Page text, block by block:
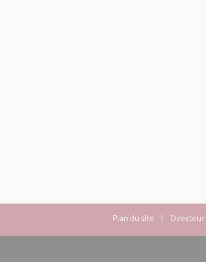
Plan du site | Directeur